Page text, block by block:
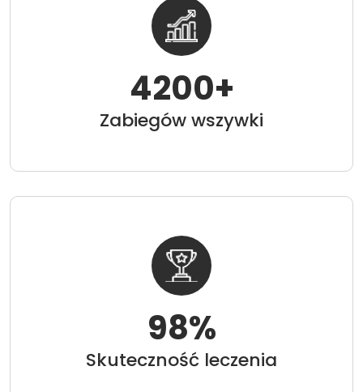
4200+
Zabiegów wszywki
98%
Skuteczność leczenia